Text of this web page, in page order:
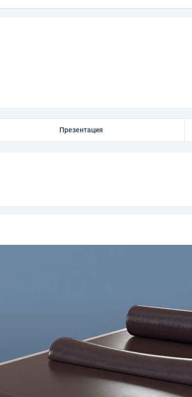
Презентация